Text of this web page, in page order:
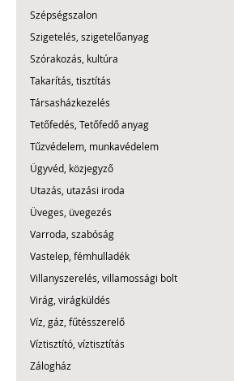
Szépségszalon
Szigetelés, szigetelőanyag
Szórakozás, kultúra
Takarítás, tisztítás
Társasházkezelés
Tetőfedés, Tetőfedő anyag
Tűzvédelem, munkavédelem
Ügyvéd, közjegyző
Utazás, utazási iroda
Üveges, üvegezés
Varroda, szabóság
Vastelep, fémhulladék
Villanyszerelés, villamossági bolt
Virág, virágküldés
Víz, gáz, fűtésszerelő
Víztisztító, víztisztítás
Zálogház